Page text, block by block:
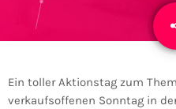
Ein toller Aktionstag zum
verkaufsoffenen Sonntag in